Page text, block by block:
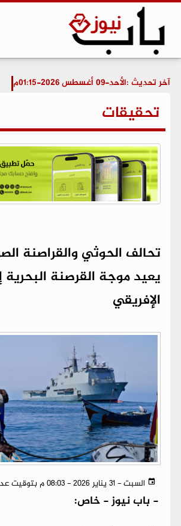
آخر تحديث :الأحد-09 أغسطس 2026-01:15م
تحقيقات
تحالف الحوثي والقراصنة
يعيد موجة القرصنة البحرية
الإفريقي
السبت - 31 يناير 2026 - 08:03 م بتوقيت عدن
- باب نيوز - خاص: